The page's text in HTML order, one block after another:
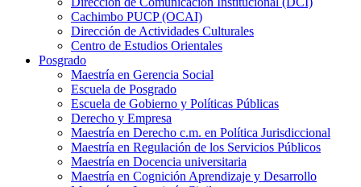
Cachimbo PUCP (OCAI)
Dirección de Actividades Culturales
Centro de Estudios Orientales
Posgrado
Maestría en Gerencia Social
Escuela de Posgrado
Escuela de Gobierno y Políticas Públicas
Derecho y Empresa
Maestría en Derecho c.m. en Política Jurisdiccional
Maestría en Regulación de los Servicios Públicos
Maestría en Docencia universitaria
Maestría en Cognición Aprendizaje y Desarrollo